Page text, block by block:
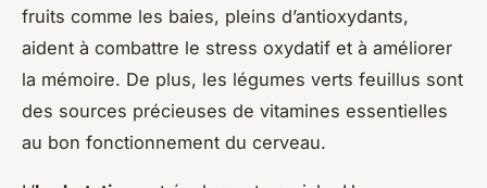
fruits comme les baies, pleins d’antioxydants,
aident à combattre le stress oxydatif et à améliorer
la mémoire. De plus, les légumes verts feuillus sont
des sources précieuses de vitamines essentielles
au bon fonctionnement du cerveau.